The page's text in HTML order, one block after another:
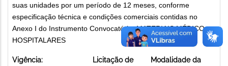
suas unidades por um período de 12 meses, conforme
especificação técnica e condições comerciais contidas no
Anexo I do Instrumento Convocatório. MATERIAIS MÉDICO-
HOSPITALARES
Vigência:
Licitação de
Modalidade da